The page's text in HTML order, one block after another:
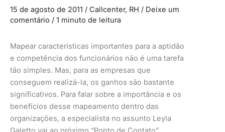
15 de agosto de 2011 / Callcenter, RH / Deixe um
comentário / 1 minuto de leitura
Mapear características importantes para a aptidão
e competência dos funcionários não é uma tarefa
tão simples. Mas, para as empresas que
conseguem realizá-la, os ganhos são bastante
significativos. Para falar sobre a importância e os
benefícios desse mapeamento dentro das
organizações, a especialista no assunto Leyla